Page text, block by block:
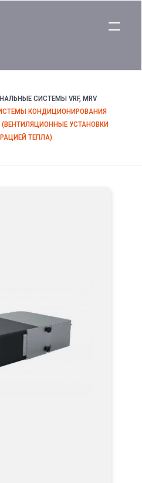
СИСТЕМЫ VRF, MRV
КОНДИЦИОНИРОВАНИЯ
(ВЕНТИЛЯЦИОННЫЕ УСТАНОВКИ
ТЕПЛА)